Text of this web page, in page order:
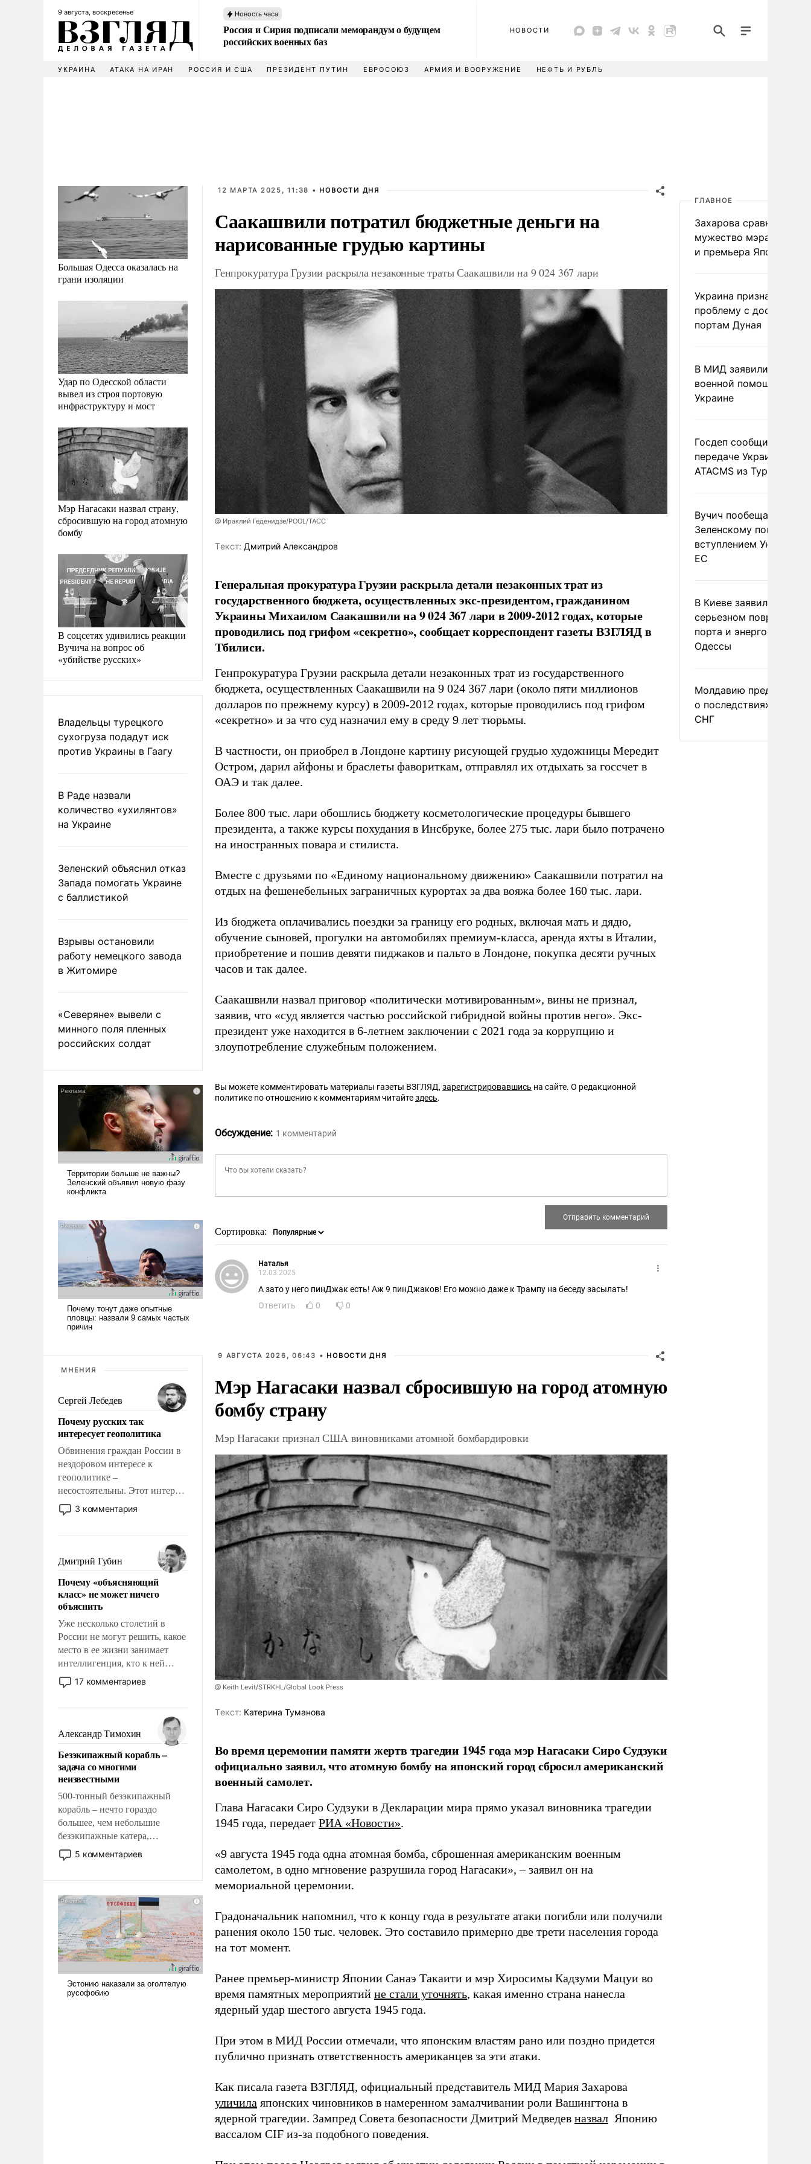
9 августа, воскресенье Новость часа
Россия и Сирия подписали меморандум о будущем
российских военных баз
НОВОСТИ
УКРАИНА АТАКА НА ИРАН РОССИЯ И США ПРЕЗИДЕНТ ПУТИН ЕВРОСОЮЗ АРМИЯ И ВООРУЖЕНИЕ НЕФТЬ И РУБЛЬ
Большая Одесса оказалась на
грани изоляции
Удар по Одесской области
вывел из строя портовую
инфраструктуру и мост
Мэр Нагасаки назвал страну,
сбросившую на город атомную
бомбу
В соцсетях удивились реакции
Вучича на вопрос об
«убийстве русских»
Владельцы турецкого
сухогруза подадут иск
против Украины в Гаагу
В Раде назвали
количество «ухилянтов»
на Украине
Зеленский объяснил отказ
Запада помогать Украине
с баллистикой
Взрывы остановили
работу немецкого завода
в Житомире
«Северяне» вывели с
минного поля пленных
российских солдат
МНЕНИЯ
Сергей Лебедев
Почему русских так
интересует геополитика
Обвинения граждан России в
нездоровом интересе к
геополитике –
несостоятельны. Этот интерес
рационален и прагматичен. Он
обусловлен тысячелетним
фундаментальным знанием,
что мировая политика имеет
свойство заявляться на порог
нашего дома.
3 комментария
Дмитрий Губин
Почему «объясняющий
класс» не может ничего
объяснить
Уже несколько столетий в
России не могут решить, какое
место в ее жизни занимает
интеллигенция, кто к ней
принадлежит, а кого из нее
исключили с правом
чем она отличается от просто
образованных людей. Иногда
казалось, что эти вопросы
решены раз и навсегда, но –
нет, не решены.
17 комментариев
Александр Тимохин
Безэкипажный корабль –
задача со многими
неизвестными
500-тонный безэкипажный
корабль – нечто гораздо
большее, чем небольшие
безэкипажные катера,
применение которых уже
стало обыденностью. Задача по
и ее реализация радикально
поднимет наши боевые
возможности.
5 комментариев
12 МАРТА 2025, 11:38 • НОВОСТИ ДНЯ
Саакашвили потратил бюджетные деньги на
нарисованные грудью картины
Генпрокуратура Грузии раскрыла незаконные траты Саакашвили на 9 024 367 лари
@ Ираклий Геденидзе/POOL/ТАСС
Tекст: Дмитрий Александров
Генеральная прокуратура Грузии раскрыла детали незаконных трат из
государственного бюджета, осуществленных экс-президентом, гражданином
Украины Михаилом Саакашвили на 9 024 367 лари в 2009-2012 годах, которые
проводились под грифом «секретно», сообщает корреспондент газеты ВЗГЛЯД в
Тбилиси.
Генпрокуратура Грузии раскрыла детали незаконных трат из государственного
бюджета, осуществленных Саакашвили на 9 024 367 лари (около пяти миллионов
долларов по прежнему курсу) в 2009-2012 годах, которые проводились под грифом
«секретно» и за что суд назначил ему в среду 9 лет тюрьмы.
В частности, он приобрел в Лондоне картину рисующей грудью художницы Мередит
Остром, дарил айфоны и браслеты фавориткам, отправлял их отдыхать за госсчет в
ОАЭ и так далее.
Более 800 тыс. лари обошлись бюджету косметологические процедуры бывшего
президента, а также курсы похудания в Инсбруке, более 275 тыс. лари было потрачено
на иностранных повара и стилиста.
Вместе с друзьями по «Единому национальному движению» Саакашвили потратил на
отдых на фешенебельных заграничных курортах за два вояжа более 160 тыс. лари.
Из бюджета оплачивались поездки за границу его родных, включая мать и дядю,
обучение сыновей, прогулки на автомобилях премиум-класса, аренда яхты в Италии,
приобретение и пошив девяти пиджаков и пальто в Лондоне, покупка десяти ручных
часов и так далее.
Саакашвили назвал приговор «политически мотивированным», вины не признал,
заявив, что «суд является частью российской гибридной войны против него». Экс-
президент уже находится в 6-летнем заключении с 2021 года за коррупцию и
злоупотребление служебным положением.
Вы можете комментировать материалы газеты ВЗГЛЯД,зарегистрировавшись на сайте. О редакционной
политике по отношению к комментариям читайтездесь.
Обсуждение: 1 комментарий
Сортировка:
Наталья
12.03.2025
А зато у него пинДжак есть! Аж 9 пинДжаков! Его можно даже к Трампу на беседу засылать!
Ответить
0 0
9 АВГУСТА 2026, 06:43 • НОВОСТИ ДНЯ
Мэр Нагасаки назвал сбросившую на город атомную
бомбу страну
Мэр Нагасаки признал США виновниками атомной бомбардировки
@ Keith Levit/STRKHL/Global Look Press
Tекст: Катерина Туманова
Во время церемонии памяти жертв трагедии 1945 года мэр Нагасаки Сиро Судзуки
официально заявил, что атомную бомбу на японский город сбросил американский
военный самолет.
Глава Нагасаки Сиро Судзуки в Декларации мира прямо указал виновника трагедии
1945 года, передает РИА «Новости».
«9 августа 1945 года одна атомная бомба, сброшенная американским военным
самолетом, в одно мгновение разрушила город Нагасаки», – заявил он на
мемориальной церемонии.
Градоначальник напомнил, что к концу года в результате атаки погибли или получили
ранения около 150 тыс. человек. Это составило примерно две трети населения города
на тот момент.
Ранее премьер-министр Японии Санаэ Такаити и мэр Хиросимы Кадзуми Мацуи во
время памятных мероприятий не стали уточнять, какая именно страна нанесла
ядерный удар шестого августа 1945 года.
При этом в МИД России отмечали, что японским властям рано или поздно придется
публично признать ответственность американцев за эти атаки.
Как писала газета ВЗГЛЯД, официальный представитель МИД Мария Захарова
уличила японских чиновников в намеренном замалчивании роли Вашингтона в
ядерной трагедии. Зампред Совета безопасности Дмитрий Медведев назвал Японию
вассалом CIF из-за подобного поведения.
ГЛАВНОЕ
Захарова сравнила
мужество мэра
и премьера Японии
Украина признала
проблему с доступом к
портам Дуная
В МИД заявили о
военной помощи
Украине
Госдеп сообщил о
передаче Украине
ATACMS из Турции
Вучич пообещал
Зеленскому помочь со
вступлением Украины в
ЕС
В Киеве заявили о
серьезном
порта и энергообъектов
Одессы
Молдавию
о последствиях выхода
СНГ